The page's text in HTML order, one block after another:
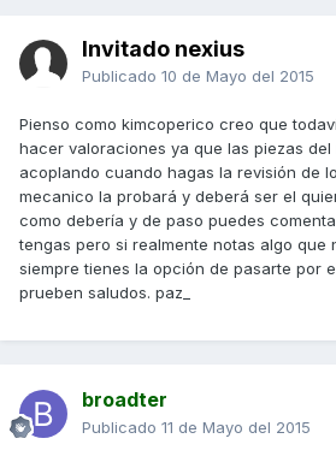
Invitado nexius
Publicado 10 de Mayo del 2015
Pienso como kimcoperico creo que
hacer valoraciones ya que las piezas del
acoplando cuando hagas la revisión de
mecanico la probará y deberá ser el
como debería y de paso puedes
tengas pero si realmente notas algo que
siempre tienes la opción de pasarte por
prueben saludos. paz_
broadter
Publicado 11 de Mayo del 2015